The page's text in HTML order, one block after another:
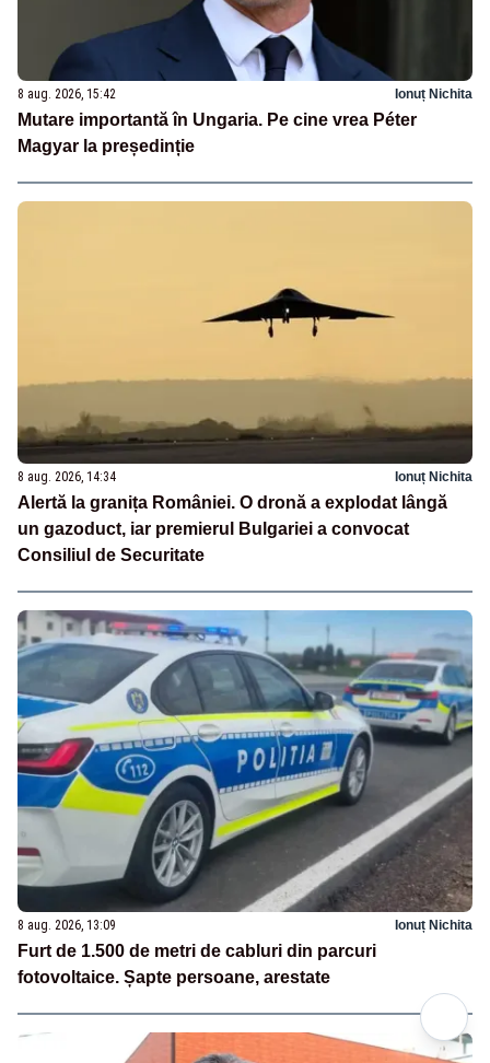
8 aug. 2026, 15:42 Ionuț Nichita
Mutare importantă în Ungaria. Pe cine vrea Péter
Magyar la președinție
8 aug. 2026, 14:34 Ionuț Nichita
Alertă la granița României. O dronă a explodat lângă
un gazoduct, iar premierul Bulgariei a convocat
Consiliul de Securitate
8 aug. 2026, 13:09 Ionuț Nichita
Furt de 1.500 de metri de cabluri din parcuri
fotovoltaice. Șapte persoane, arestate